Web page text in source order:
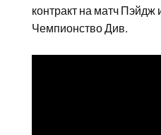
контракт на матч Пэйдж
Чемпионство Див.